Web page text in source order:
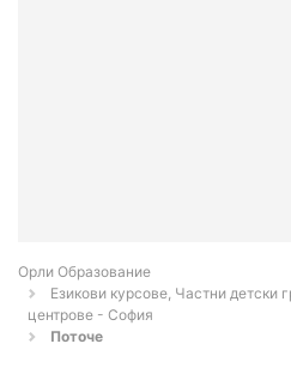
Орли Образование
Езикови курсове, Частни детски
центрове - София
Поточе